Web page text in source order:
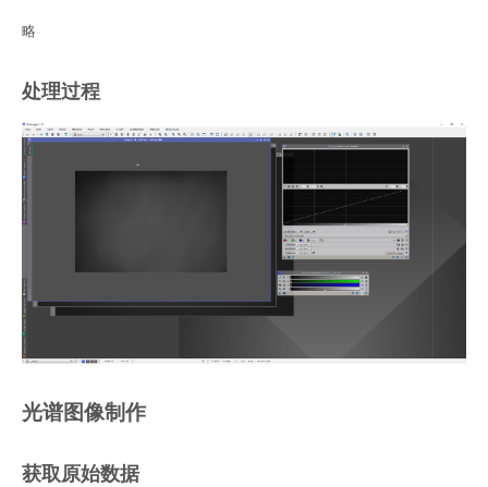
略
处理过程
光谱图像制作
获取原始数据